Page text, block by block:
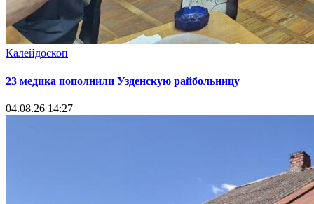
Калейдоскоп
23 медика пополнили Узденскую райбольницу
04.08.26 14:27